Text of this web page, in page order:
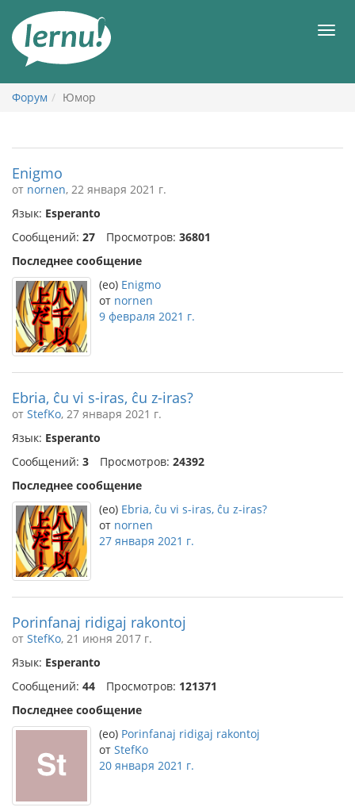
содержанию
Форум Юмор
Enigmo
от nornen, 22 января 2021 г.
Язык: Esperanto
Сообщений: 27 Просмотров: 36801
Последнее сообщение
(eo) Enigmo
от nornen
9 февраля 2021 г.
Ebria, ĉu vi s-iras, ĉu z-iras?
от StefKo, 27 января 2021 г.
Язык: Esperanto
Сообщений: 3 Просмотров: 24392
Последнее сообщение
(eo) Ebria, ĉu vi s-iras, ĉu z-iras?
от nornen
27 января 2021 г.
Porinfanaj ridigaj rakontoj
от StefKo, 21 июня 2017 г.
Язык: Esperanto
Сообщений: 44 Просмотров: 121371
Последнее сообщение
(eo) Porinfanaj ridigaj rakontoj
от StefKo
20 января 2021 г.